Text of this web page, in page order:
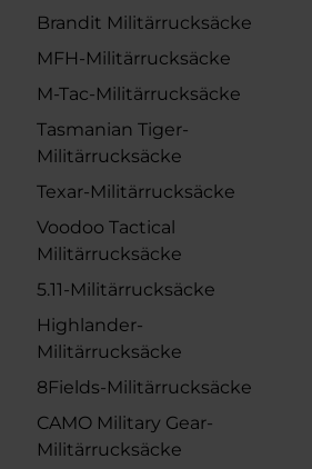
Brandit Militärrucksäcke
MFH-Militärrucksäcke
M-Tac-Militärrucksäcke
Tasmanian Tiger-
Militärrucksäcke
Texar-Militärrucksäcke
Voodoo Tactical
Militärrucksäcke
5.11-Militärrucksäcke
Highlander-
Militärrucksäcke
8Fields-Militärrucksäcke
CAMO Military Gear-
Militärrucksäcke